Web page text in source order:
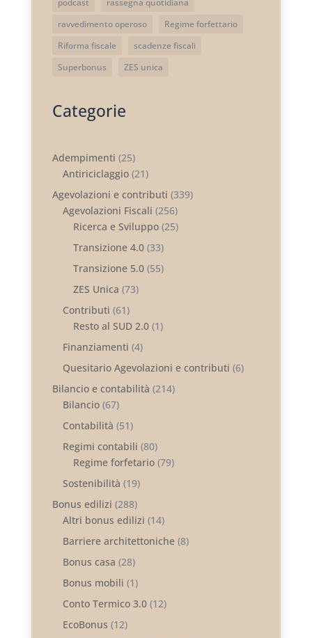
ravvedimento operoso
Regime forfettario
Riforma fiscale
scadenze fiscali
Superbonus
ZES unica
Categorie
Adempimenti (25)
Antiriciclaggio(21)
Agevolazioni e contributi (339)
Agevolazioni Fiscali (256)
Ricerca e Sviluppo(25)
Transizione 4.0(33)
Transizione 5.0(55)
ZES Unica (73)
Contributi (61)
Resto al SUD 2.0(1)
Finanziamenti (4)
Quesitario Agevolazioni e contributi (6)
Bilancio e contabilità (214)
Bilancio(67)
Contabilità (51)
Regimi contabili (80)
Regime forfetario(79)
Sostenibilità (19)
Bonus edilizi (288)
Altri bonus edilizi (14)
Barriere architettoniche(8)
Bonus casa (28)
Bonus mobili (1)
Conto Termico 3.0(12)
EcoBonus (12)